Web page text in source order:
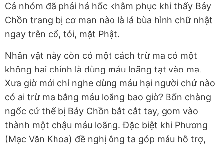
Cả nhóm đã phải há hốc khâm phục khi thấy Bảy
Chồn trang bị cơ man nào là lá bùa hình chữ nhật
ngay trên cổ, tỏi, mặt Phật.
Nhân vật này còn có một cách trừ ma có một
không hai chính là dùng máu loãng tạt vào ma.
Xưa giờ mới chỉ nghe dùng máu hại người chứ nào
có ai trừ ma bằng máu loãng bao giờ? Bốn chàng
ngốc cứ thế bị Bảy Chồn bắt cắt tay, gom vào
thành một chậu máu loãng. Đặc biệt khi Phương
(Mạc Văn Khoa) đề nghị ông ta góp máu hỗ trợ,